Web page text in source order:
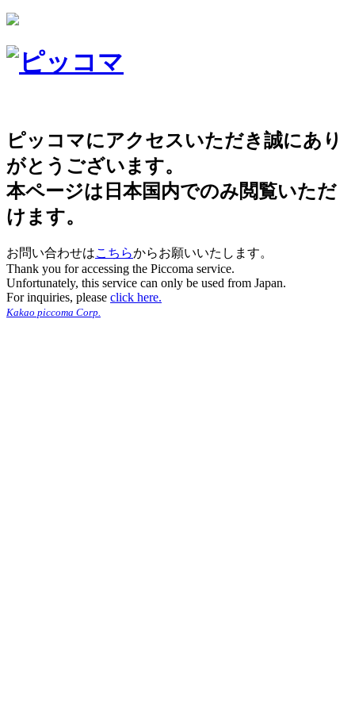
ピッコマにアクセスいただき誠にあり
がとうございます。
本ページは日本国内でのみ閲覧いただ
けます。
お問い合わせはこちらからお願いいたします。
Thank you for accessing the Piccoma service.
Unfortunately, this service can only be used from Japan.
For inquiries, please click here.
Kakao piccoma Corp.